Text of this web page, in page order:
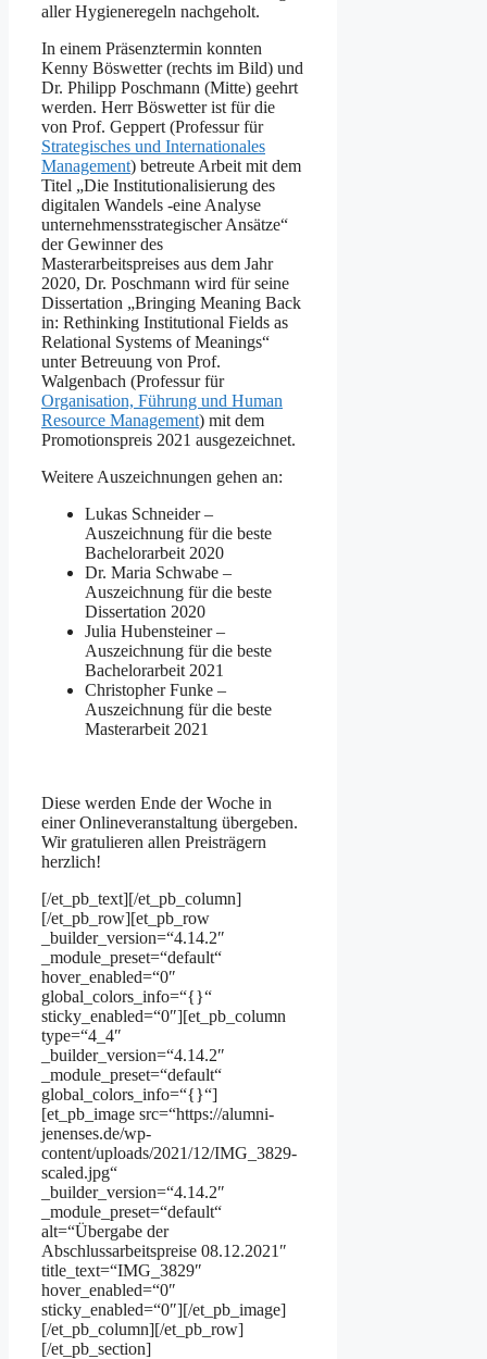
aller Hygieneregeln nachgeholt.
In einem Präsenztermin konnten
Kenny Böswetter (rechts im Bild) und
Dr. Philipp Poschmann (Mitte) geehrt
werden. Herr Böswetter ist für die
von Prof. Geppert (Professur für
Strategisches und Internationales
Management) betreute Arbeit mit dem
Titel „Die Institutionalisierung des
digitalen Wandels -eine Analyse
unternehmensstrategischer Ansätze“
der Gewinner des
Masterarbeitspreises aus dem Jahr
2020, Dr. Poschmann wird für seine
Dissertation „Bringing Meaning Back
in: Rethinking Institutional Fields as
Relational Systems of Meanings“
unter Betreuung von Prof.
Walgenbach (Professur für
Organisation, Führung und Human
Resource Management) mit dem
Promotionspreis 2021 ausgezeichnet.
Weitere Auszeichnungen gehen an:
Lukas Schneider –
Auszeichnung für die beste
Bachelorarbeit 2020
Dr. Maria Schwabe –
Auszeichnung für die beste
Dissertation 2020
Julia Hubensteiner –
Auszeichnung für die beste
Bachelorarbeit 2021
Christopher Funke –
Auszeichnung für die beste
Masterarbeit 2021
Diese werden Ende der Woche in
einer Onlineveranstaltung übergeben.
Wir gratulieren allen Preisträgern
herzlich!
[/et_pb_text][/et_pb_column]
[/et_pb_row][et_pb_row
_builder_version=“4.14.2″
_module_preset=“default“
hover_enabled=“0″
global_colors_info=“{}“
sticky_enabled=“0″][et_pb_column
type=“4_4″
_builder_version=“4.14.2″
_module_preset=“default“
global_colors_info=“{}“]
[et_pb_image src=“https://alumni-
jenenses.de/wp-
content/uploads/2021/12/IMG_3829-
scaled.jpg“
_builder_version=“4.14.2″
_module_preset=“default“
alt=“Übergabe der
Abschlussarbeitspreise 08.12.2021″
title_text=“IMG_3829″
hover_enabled=“0″
sticky_enabled=“0″][/et_pb_image]
[/et_pb_column][/et_pb_row]
[/et_pb_section]